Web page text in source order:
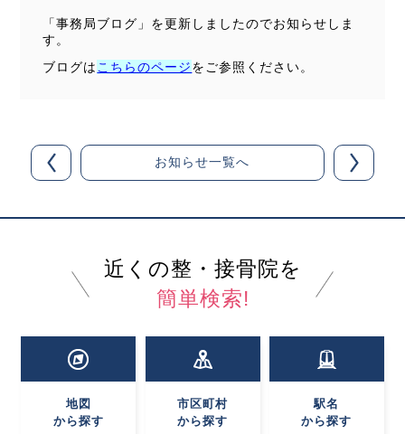
「事務局ブログ」を更新しましたのでお知らせしま
す。
ブログは こちらのページをご参照ください。
お知らせ一覧へ
近くの整・接骨院を
簡単検索!
地図
から探す
市区町村
から探す
駅名
から探す